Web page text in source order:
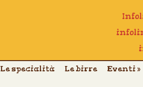
Le specialità Le birre Eventi »